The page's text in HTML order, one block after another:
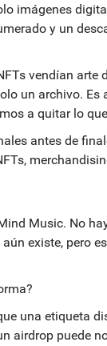
imágenes
y un
vendían
un archivo. Es
a quitar lo
antes de
Music. No
existe, pero
una etiqueta
airdrop puede